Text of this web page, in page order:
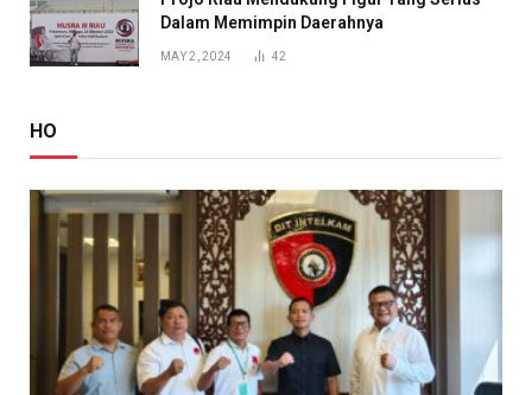
Dalam Memimpin Daerahnya
MAY 2, 2024 42
HO